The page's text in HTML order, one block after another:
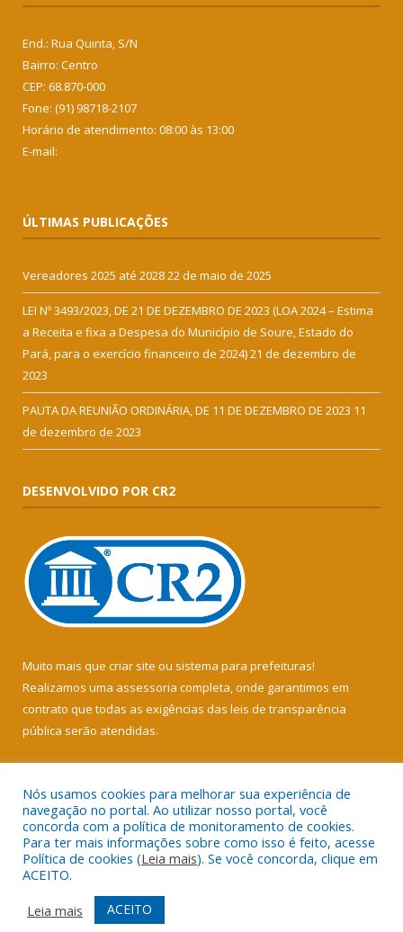
End.: Rua Quinta, S/N
Bairro: Centro
CEP: 68.870-000
Fone: (91) 98718-2107
Horário de atendimento: 08:00 às 13:00
E-mail:
ÚLTIMAS PUBLICAÇÕES
Vereadores 2025 até 202822 de maio de 2025
LEI Nº 3493/2023, DE 21 DE DEZEMBRO DE 2023 (LOA 2024 – Estima
a Receita e fixa a Despesa do Município de Soure, Estado do
Pará, para o exercício financeiro de 2024)21 de dezembro de
2023
PAUTA DA REUNIÃO ORDINÁRIA, DE 11 DE DEZEMBRO DE 2023 11
de dezembro de 2023
DESENVOLVIDO POR CR2
Muito mais que criar site ou sistema para prefeituras!
Realizamos uma assessoria completa, onde garantimos em
contrato que todas as exigências das leis de transparência
pública serão atendidas.
Todos os direitos reservados a Câmara Municipal de Soure.
Mapa do Site
Acessar Área Administrativa
Acessar Webmail
Nós usamos cookies para melhorar sua experiência de
navegação no portal. Ao utilizar nosso portal, você
concorda com a política de monitoramento de cookies.
Para ter mais informações sobre como isso é feito, acesse
Política de cookies (Leia mais). Se você concorda, clique em
ACEITO.
Leia mais
ACEITO